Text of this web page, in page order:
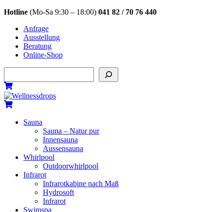
Skip
content
Hotline (Mo-Sa 9:30 – 18:00) 041 82 / 70 76 440
Anfrage
Ausstellung
Beratung
Online-Shop
MenuCart
Cart
Sauna
Sauna – Natur pur
Innensauna
Aussensauna
Whirlpool
Outdoorwhirlpool
Infrarot
Infrarotkabine nach Maß
Hydrosoft
Infrarot
Swimspa